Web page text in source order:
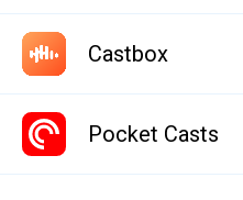
Castbox
Pocket Casts